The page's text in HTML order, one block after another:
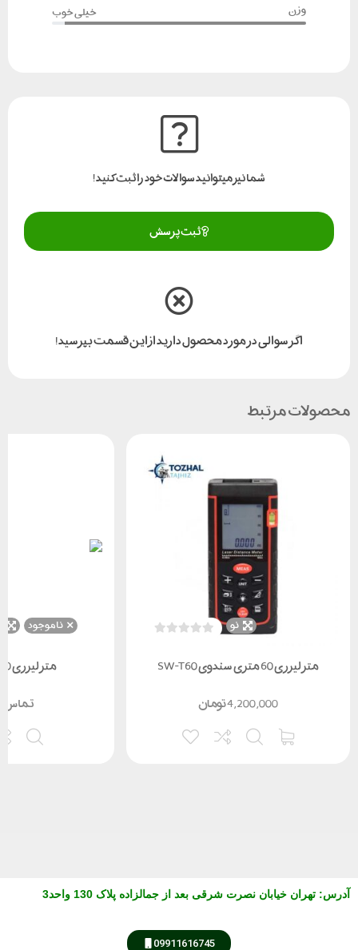
وزن
خیلی خوب
شما نیز میتوانید سوالات خود را ثبت کنید!
ثبت پرسش
اگر سوالی در مورد محصول دارید از این قسمت بپرسید!
محصولات مرتبط
نو
متر لیزری 60 متری سندوی SW-T60
تومان4,200,000
ناموجود
متر لیزری 60متری،HTC
تماس
آدرس: تهران خیابان نصرت شرقی بعد از جمالزاده پلاک 130 واحد3
09911616745